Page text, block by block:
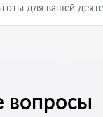
для вашей
вопросы